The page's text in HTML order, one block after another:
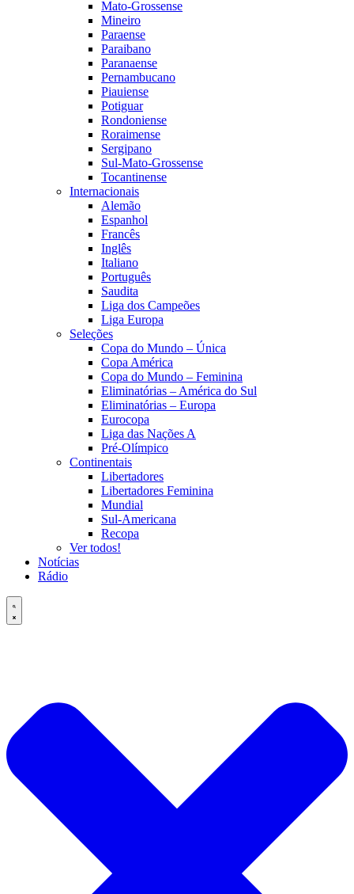
Mato-Grossense
Mineiro
Paraense
Paraibano
Paranaense
Pernambucano
Piauiense
Potiguar
Rondoniense
Roraimense
Sergipano
Sul-Mato-Grossense
Tocantinense
Internacionais
Alemão
Espanhol
Francês
Inglês
Italiano
Português
Saudita
Liga dos Campeões
Liga Europa
Seleções
Copa do Mundo – Única
Copa América
Copa do Mundo – Feminina
Eliminatórias – América do Sul
Eliminatórias – Europa
Eurocopa
Liga das Nações A
Pré-Olímpico
Continentais
Libertadores
Libertadores Feminina
Mundial
Sul-Americana
Recopa
Ver todos!
Notícias
Rádio